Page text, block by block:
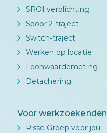
SROI verplichting
Spoor 2-traject
Switch-traject
Werken op locatie
Loonwaardemeting
Detachering
Voor werkzoekenden
Risse Groep voor jou